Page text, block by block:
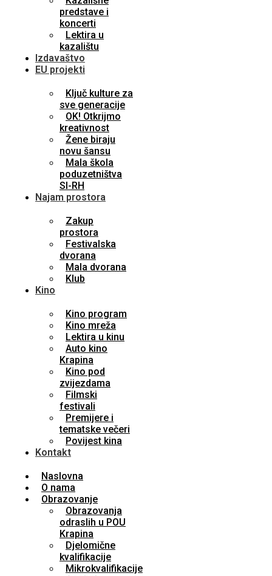
predstave i
koncerti
Lektira u
kazalištu
Izdavaštvo
EU projekti
Ključ kulture za
sve generacije
OK! Otkrijmo
kreativnost
Žene biraju
novu šansu
Mala škola
poduzetništva
SI-RH
Najam prostora
Zakup
prostora
Festivalska
dvorana
Mala dvorana
Klub
Kino
Kino program
Kino mreža
Lektira u kinu
Auto kino
Krapina
Kino pod
zvijezdama
Filmski
festivali
Premijere i
tematske večeri
Povijest kina
Kontakt
Naslovna
O nama
Obrazovanje
Obrazovanja
odraslih u POU
Krapina
Djelomične
kvalifikacije
Mikrokvalifikacije